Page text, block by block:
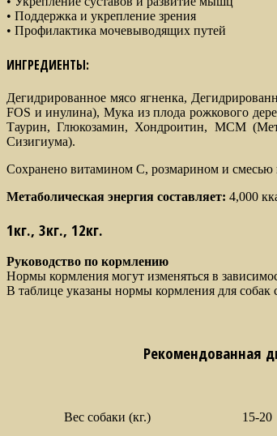
• Поддержка и укрепление зрения
• Профилактика мочевыводящих путей
ИНГРЕДИЕНТЫ:
Дегидрированное мясо ягненка,
FOS и инулина), Мука из плода рожкового
Таурин, Глюкозамин, Хондроитин, МСМ
Сизигиума).
Сохранено витамином С, розмарином и смесью
Метаболическая энергия составляет: 4,000
1кг., 3кг., 12кг.
Руководство по кормлению
Нормы кормления могут изменяться в
В таблице указаны нормы кормления для собак
Рекомендованная
Вес собаки (кг.) 15-20